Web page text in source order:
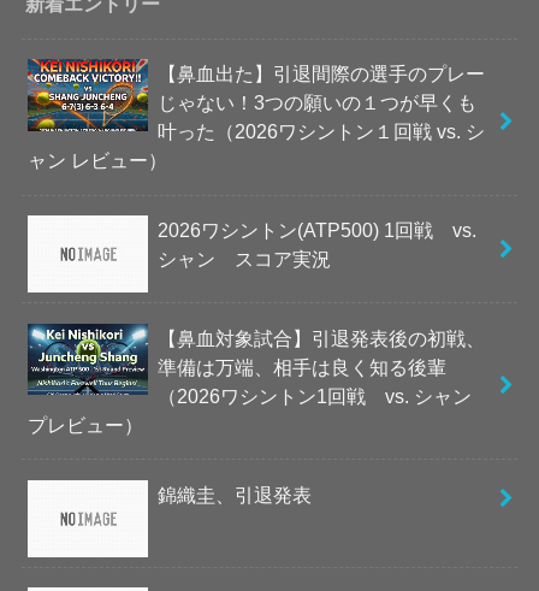
【鼻血出た】引退間際の選手のプレー
じゃない！3つの願いの１つが早くも
叶った（2026ワシントン１回戦 vs. シ
ャン レビュー）
2026ワシントン(ATP500) 1回戦 vs.
シャン スコア実況
【鼻血対象試合】引退発表後の初戦、
準備は万端、相手は良く知る後輩
（2026ワシントン1回戦 vs. シャン
プレビュー）
錦織圭、引退発表